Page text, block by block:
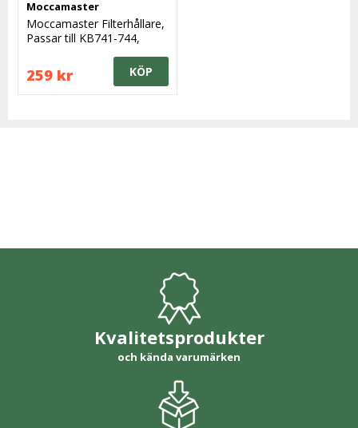
Moccamaster
Moccamaster Filterhållare,
Passar till KB741-744,
259 kr KÖP
Kvalitetsprodukter
och kända varumärken